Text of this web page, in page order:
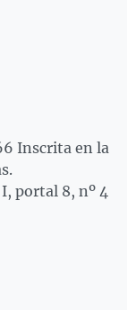
Inscrita en la
portal 8, nº 4